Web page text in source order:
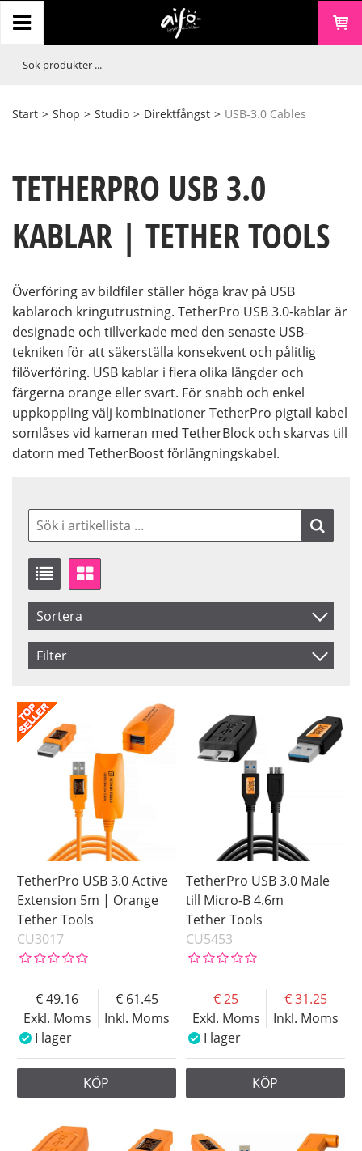
Start > Shop > Studio > Direktfångst > USB-3.0 Cables
TETHERPRO USB 3.0
KABLAR | TETHER TOOLS
Överföring av bildfiler ställer höga krav på USB
kablaroch kringutrustning. TetherPro USB 3.0-kablar är
designade och tillverkade med den senaste USB-
tekniken för att säkerställa konsekvent och pålitlig
filöverföring. USB kablar i flera olika längder och
färgerna orange eller svart. För snabb och enkel
uppkoppling välj kombinationer TetherPro pigtail kabel
somlåses vid kameran med TetherBlock och skarvas till
datorn med TetherBoost förlängningskabel.
Sortera
Artikelkod
Inkl. Moms
Filter
Female A
Male A
3.0 Micro-B
Saldo
I lager
Beställd
TetherPro USB 3.0 Active
Extension 5m | Orange
Tether Tools
CU3017
Exkl. Moms
49.16
Inkl. Moms
61.45
I lager
KÖP
TetherPro USB 3.0 Male
till Micro-B 4.6m
Tether Tools
CU5453
Exkl. Moms
25
Inkl. Moms
31.25
I lager
KÖP